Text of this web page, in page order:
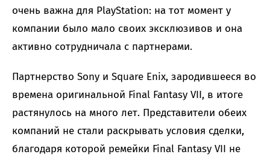
очень важна для PlayStation: на тот момент у
компании было мало своих эксклюзивов и она
активно сотрудничала с партнерами.
Партнерство Sony и Square Enix, зародившееся во
времена оригинальной Final Fantasy VII, в итоге
растянулось на много лет. Представители обеих
компаний не стали раскрывать условия сделки,
благодаря которой ремейки Final Fantasy VII не